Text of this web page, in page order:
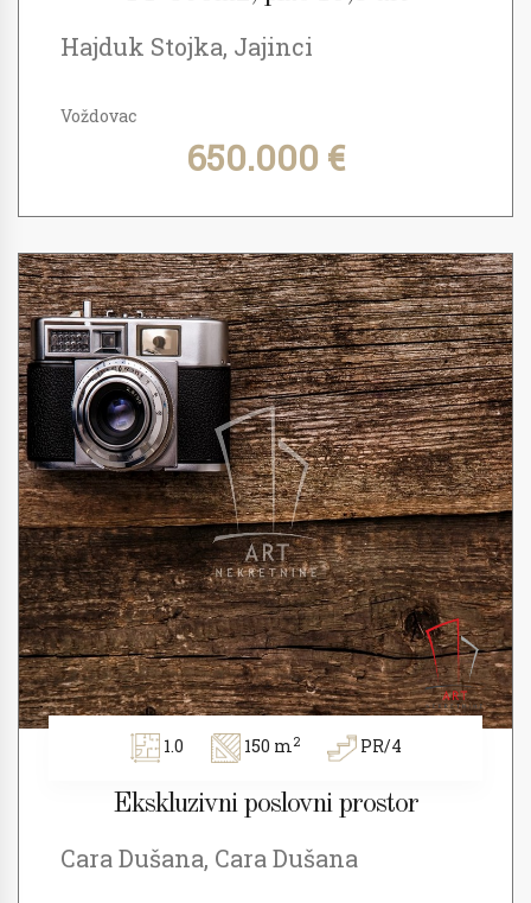
Hajduk Stojka, Jajinci
Voždovac
650.000 €
1.0 150 m2 PR/4
Ekskluzivni poslovni prostor
Cara Dušana, Cara Dušana